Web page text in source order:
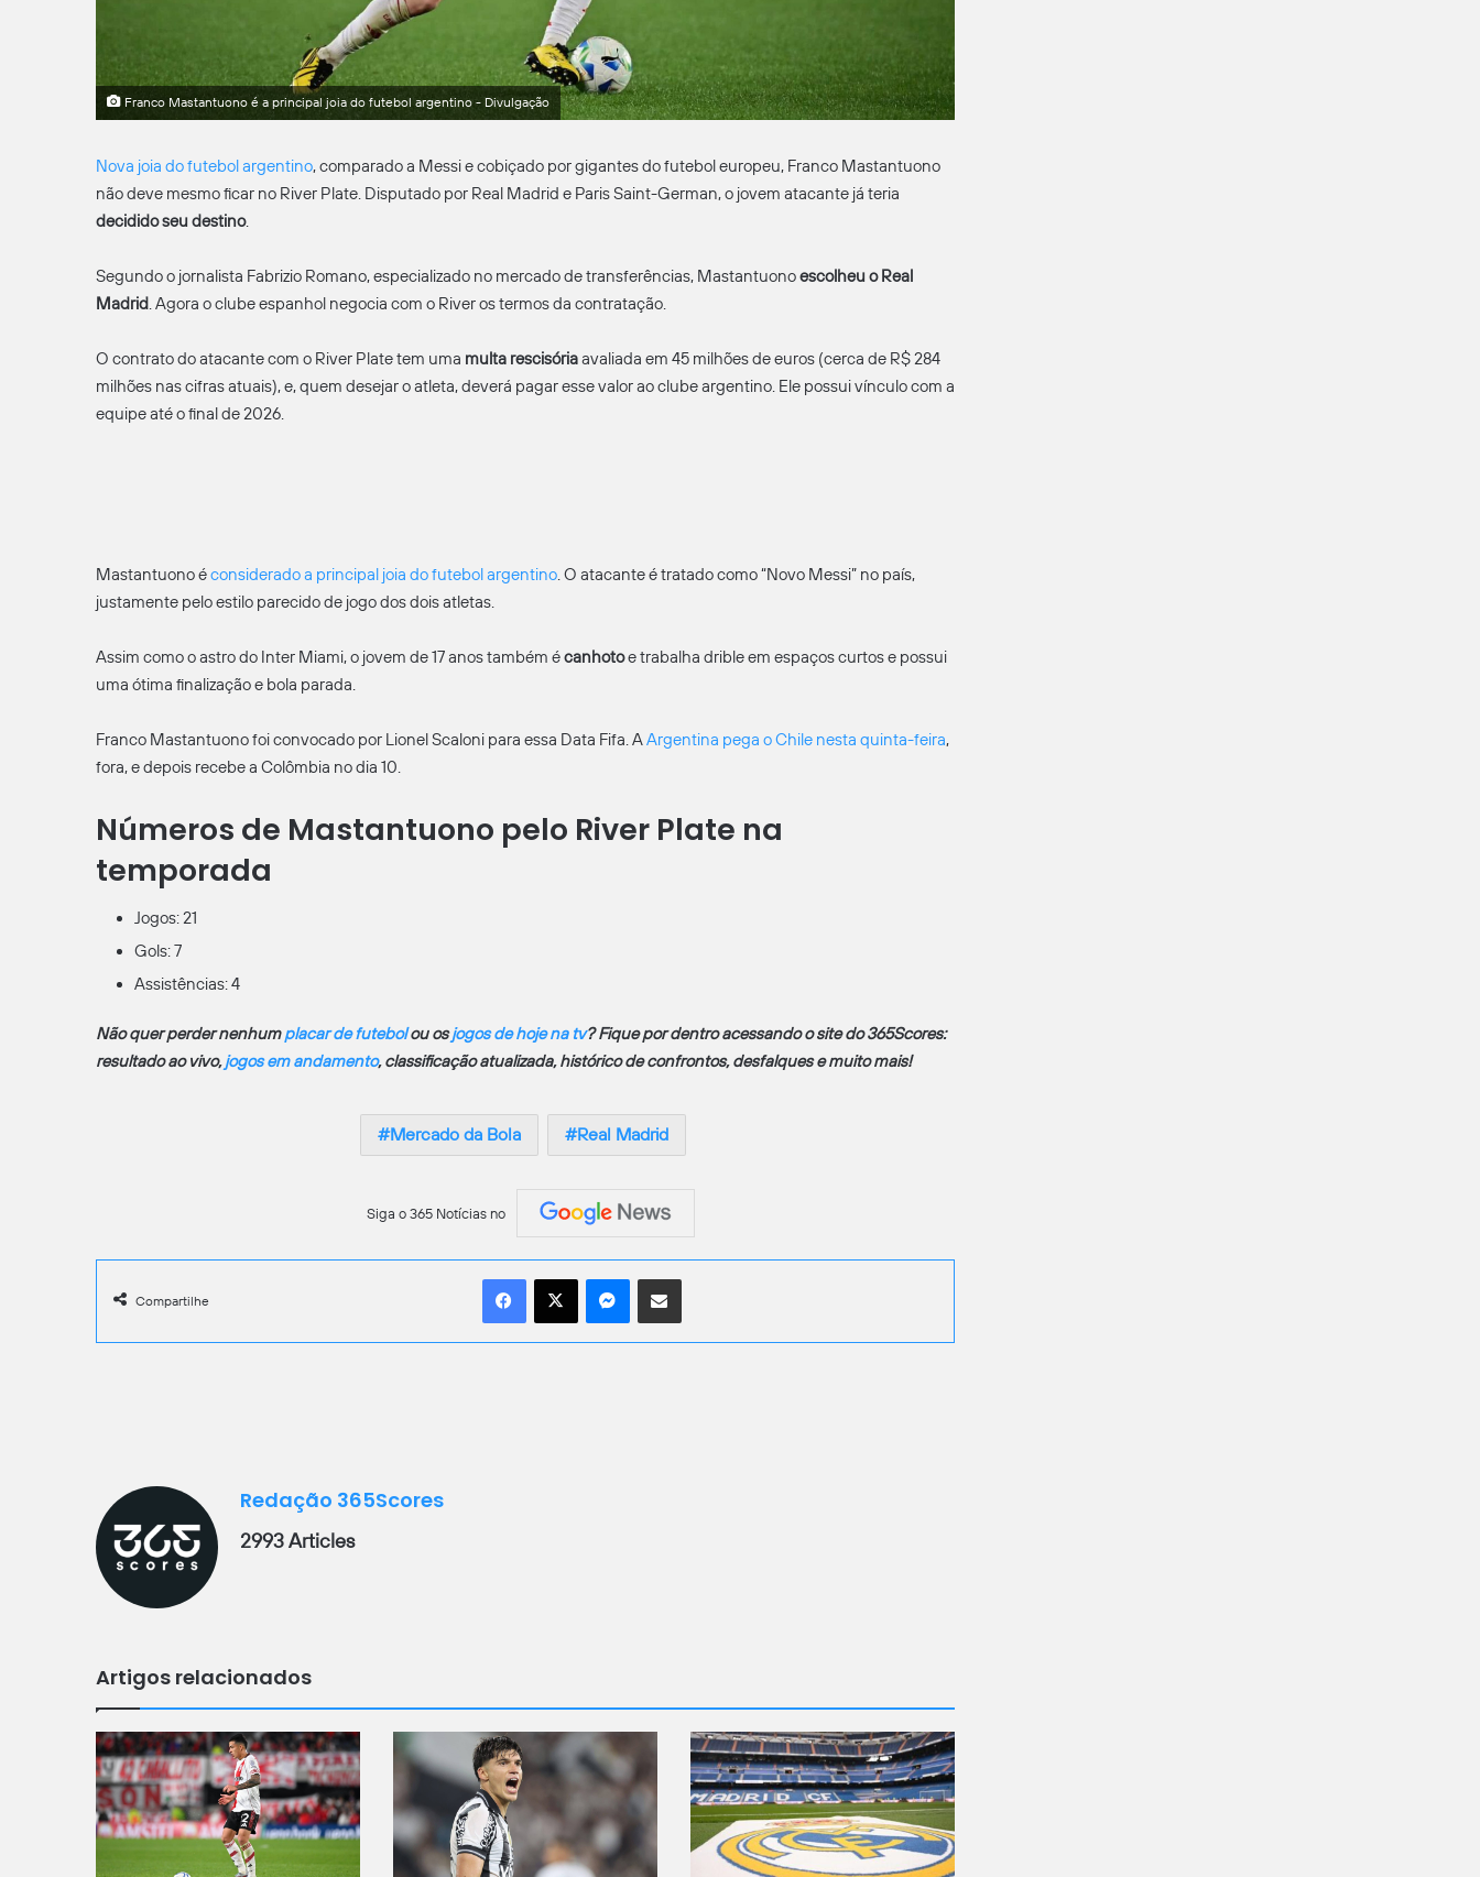
Franco Mastantuono é a principal joia do futebol argentino - Divulgação
Nova joia do futebol argentino, comparado a Messi e cobiçado por gigantes do futebol europeu, Franco Mastantuono
não deve mesmo ficar no River Plate. Disputado por Real Madrid e Paris Saint-German, o jovem atacante já teria
decidido seu destino.
Segundo o jornalista Fabrizio Romano, especializado no mercado de transferências, Mastantuonoescolheu o Real
Madrid. Agora o clube espanhol negocia com o River os termos da contratação.
O contrato do atacante com o River Plate tem uma multa rescisóriaavaliada em 45 milhões de euros (cerca de R$ 284
milhões nas cifras atuais), e, quem desejar o atleta, deverá pagar esse valor ao clube argentino. Ele possui vínculo com a
equipe até o final de 2026.
Mastantuono éconsiderado a principal joia do futebol argentino. O atacante é tratado como “Novo Messi” no país,
justamente pelo estilo parecido de jogo dos dois atletas.
Assim como o astro do Inter Miami, o jovem de 17 anos também écanhotoe trabalha drible em espaços curtos e possui
uma ótima finalização e bola parada.
Franco Mastantuono foi convocado por Lionel Scaloni para essa Data Fifa. AArgentina pega o Chile nesta quinta-feira,
fora, e depois recebe a Colômbia no dia 10.
Números de Mastantuono pelo River Plate na
temporada
Jogos: 21
Gols: 7
Assistências: 4
Não quer perder nenhumplacar de futebolou osjogos de hoje na tv? Fique por dentro acessando o site do 365Scores:
resultado ao vivo,jogos em andamento, classificação atualizada, histórico de confrontos, desfalques e muito mais!
Mercado da Bola Real Madrid
Siga o 365 Notícias no
Compartilhe
Facebook
X MessengerCompartilhar por e-mail
Redação 365Scores
2993 Articles
Artigos relacionados